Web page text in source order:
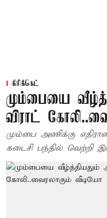
கிரிக்கெட்
மும்பையை
விராட்
மும்பை அணிக்கு
கடைசி பந்தில் வெற்றி